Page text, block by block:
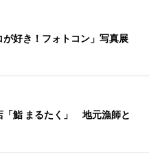
が好き！フォトコン」写真展
「鮨 まるたく」 地元漁師と